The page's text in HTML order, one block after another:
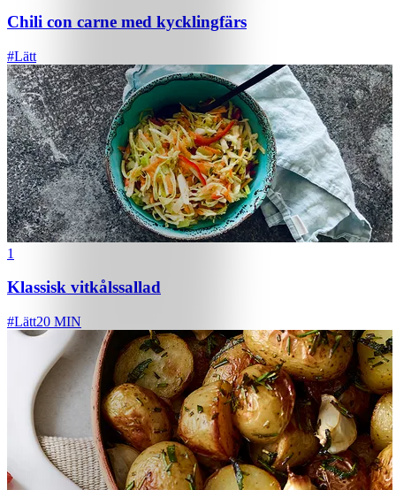
Chili con carne med kycklingfärs
#Lätt
1
Klassisk vitkålssallad
#Lätt20 MIN